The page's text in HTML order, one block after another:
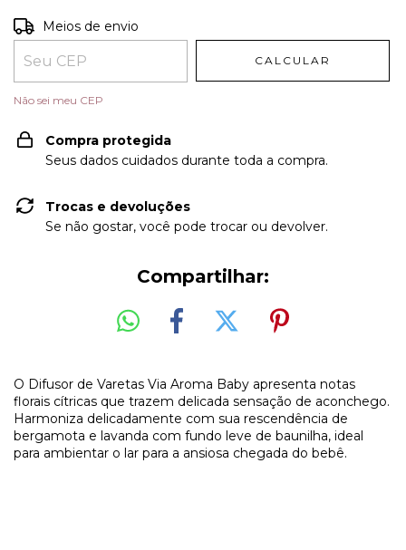
Entregas para o CEP:
Meios de envio
CALCULAR
Não sei meu CEP
Compra protegida
Seus dados cuidados durante toda a compra.
Trocas e devoluções
Se não gostar, você pode trocar ou devolver.
Compartilhar:
O Difusor de Varetas Via Aroma Baby apresenta notas
florais cítricas que trazem delicada sensação de aconchego.
Harmoniza delicadamente com sua rescendência de
bergamota e lavanda com fundo leve de baunilha, ideal
para ambientar o lar para a ansiosa chegada do bebê.